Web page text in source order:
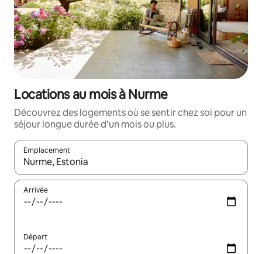
Locations au mois à Nurme
Découvrez des logements où se sentir chez soi pour un
séjour longue durée d’un mois ou plus.
Emplacement
Quand les résultats sont affichés, parcourez-les en utilisant
Arrivée
Départ